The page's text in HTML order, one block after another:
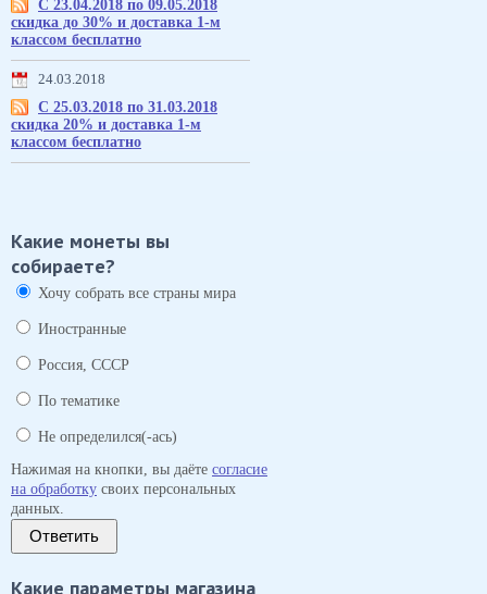
С 23.04.2018 по 09.05.2018
скидка до 30% и доставка 1-м
классом бесплатно
24.03.2018
С 25.03.2018 по 31.03.2018
скидка 20% и доставка 1-м
классом бесплатно
Какие монеты вы
собираете?
Хочу собрать все страны мира
Иностранные
Россия, СССР
По тематике
Не определился(-ась)
Нажимая на кнопки, вы даёте согласие
на обработку своих персональных
данных.
Ответить
Какие параметры магазина